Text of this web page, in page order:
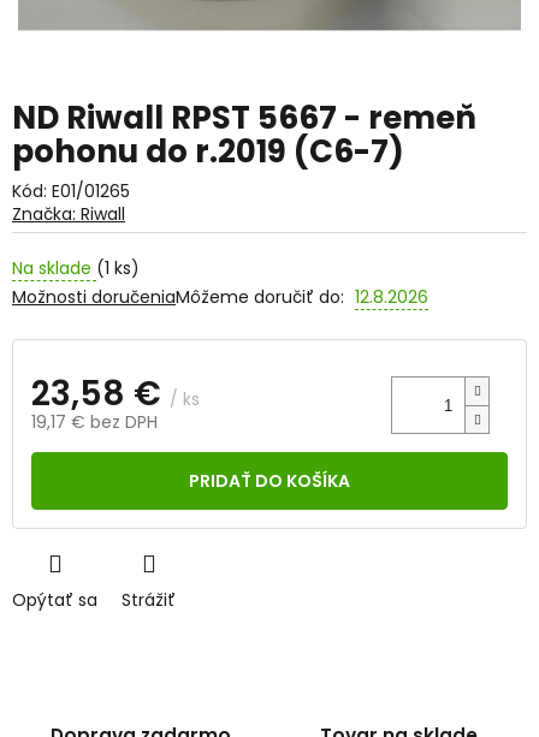
ND Riwall RPST 5667 - remeň
pohonu do r.2019 (C6-7)
Kód: E01/01265
Na sklade (1 ks)
Môžeme doručiť do: 12.8.2026
Možnosti doručenia
23,58 € / ks
19,17 € bez DPH
Jednotková
PRIDAŤ DO KOŠÍKA
Opýtať sa Strážiť
Značka: Riwall